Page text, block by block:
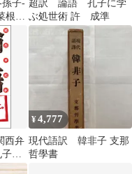
孫子-
根
ト
超訳 論語 孔子に学
ぶ処世術 許 成準
西弁
の
子
¥4,777
現代語訳 韓非子 支那
哲學書